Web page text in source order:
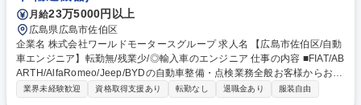
月給23万5000円以上
広島県広島市佐伯区
企業名 株式会社ワールドモータースグループ 求人名 【広島市佐伯区/自動
車エンジニア】転勤無/残業少/◎輸入車のエンジニア 仕事の内容 ■FIAT/AB
ARTH/AlfaRomeo/Jeep/BYDの自動車整備・点検業務全般お客様からお預
かりした輸入車を店舗併設の自社工場で点検・整備していただきます。中
業界未経験歓迎 資格取得支援あり 転勤なし 退職金あり 服装自由